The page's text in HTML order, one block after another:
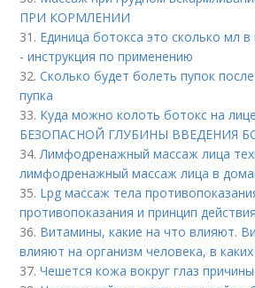
ПРИ КОРМЛЕНИИ
31. Единица ботокса это сколько мл
- инструкция по применению
32.Сколько будет болеть пупок
пупка
33. Куда можно колоть ботокс на
БЕЗОПАСНОЙ ГЛУБИНЫ ВВЕДЕНИЯ
34.Лимфодренажный массаж лица
лимфодренажный массаж лица в
35. Lpg массаж тела
противопоказания и принцип действия
36. Витамины, какие на что влияют.
влияют на организм человека, в
37.Чешется кожа вокруг глаз причины